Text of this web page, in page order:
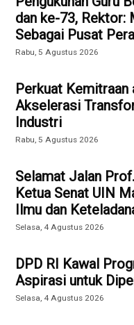
dan ke-73, Rektor:
Sebagai Pusat
Rabu, 5 Agustus 2026
Perkuat Kemitraan
Akselerasi
Industri
Rabu, 5 Agustus 2026
Selamat Jalan
Ketua Senat UIN
Ilmu dan
Selasa, 4 Agustus 2026
DPD RI Kawal
Aspirasi untuk
Selasa, 4 Agustus 2026